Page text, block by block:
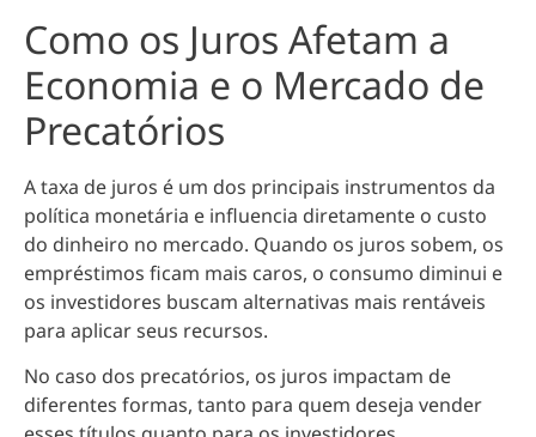
Como os Juros Afetam a
Economia e o Mercado de
Precatórios
A taxa de juros é um dos principais instrumentos da
política monetária e influencia diretamente o custo
do dinheiro no mercado. Quando os juros sobem, os
empréstimos ficam mais caros, o consumo diminui e
os investidores buscam alternativas mais rentáveis
para aplicar seus recursos.
No caso dos precatórios, os juros impactam de
diferentes formas, tanto para quem deseja vender